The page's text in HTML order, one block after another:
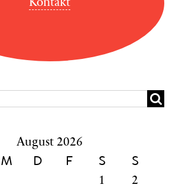
Kontakt
August 2026
M D F S S
1
2